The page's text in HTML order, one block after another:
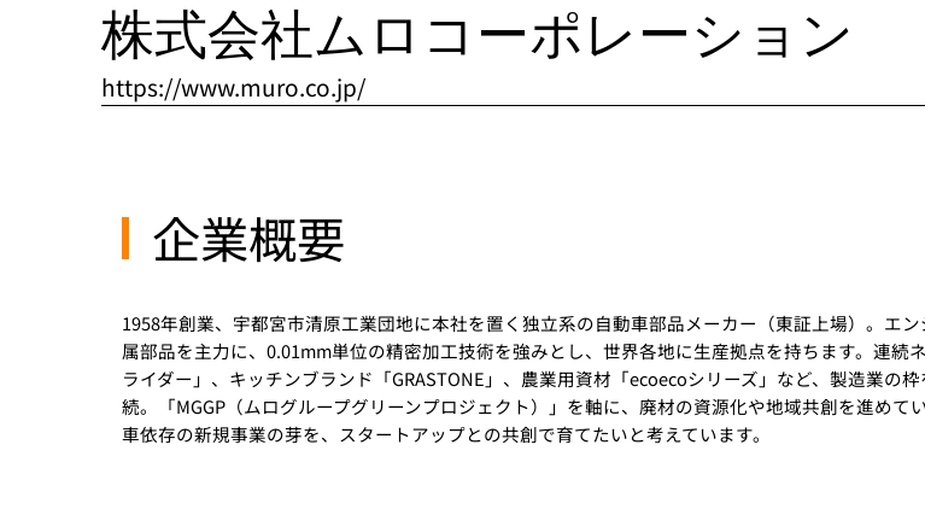
​企業概要
1958年創業、宇都宮市清原工業団地に本社を置く独立系の自動車部品メーカー（東証上場）。エ
属部品を主力に、0.01mm単位の精密加工技術を強みとし、世界各地に生産拠点を持ちます。連続
ライダー」、キッチンブランド「GRASTONE」、農業用資材「ecoecoシリーズ」など、製造業の
続。「MGGP（ムログループグリーンプロジェクト）」を軸に、廃材の資源化や地域共創を進めて
車依存の新規事業の芽を、スタートアップとの共創で育てたいと考えています。
株式会社ムロコーポレーション
https://www.muro.co.jp/